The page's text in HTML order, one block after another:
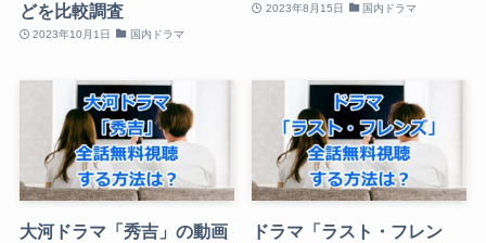
どを比較調査
2023年10月1日 国内ドラマ
2023年8月15日 国内ドラマ
大河ドラマ「秀吉」の動画
ドラマ「ラスト・フレン